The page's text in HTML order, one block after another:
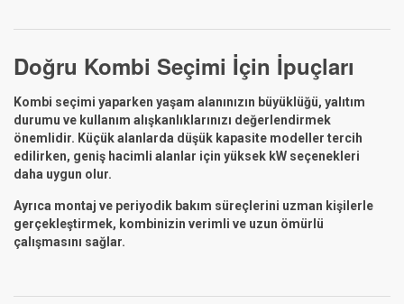
Doğru Kombi Seçimi İçin İpuçları
Kombi seçimi yaparken yaşam alanınızın büyüklüğü, yalıtım
durumu ve kullanım alışkanlıklarınızı değerlendirmek
önemlidir. Küçük alanlarda düşük kapasite modeller tercih
edilirken, geniş hacimli alanlar için yüksek kW seçenekleri
daha uygun olur.
Ayrıca montaj ve periyodik bakım süreçlerini uzman kişilerle
gerçekleştirmek, kombinizin verimli ve uzun ömürlü
çalışmasını sağlar.